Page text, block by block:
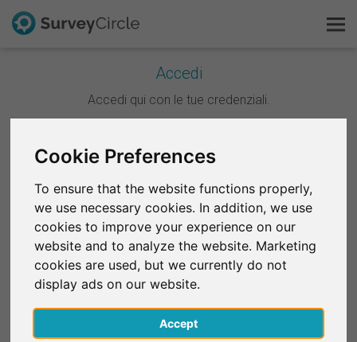
Cookie Preferences
To ensure that the website functions properly,
we use necessary cookies. In addition, we use
cookies to improve your experience on our
website and to analyze the website. Marketing
cookies are used, but we currently do not
display ads on our website.
Accept
Accedi
Accedi qui con le tue credenziali.
Continua con Google
Continua con Facebook
OPPURE
E-mail*
Questo è SurveyCircle
FAQ
Registrati gratis
English